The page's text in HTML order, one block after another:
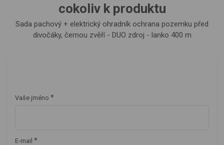
cokoliv k produktu
Sada pachový + elektrický ohradník ochrana pozemku před
divočáky, černou zvěří - DUO zdroj - lanko 400 m
Vaše jméno *
E-mail *